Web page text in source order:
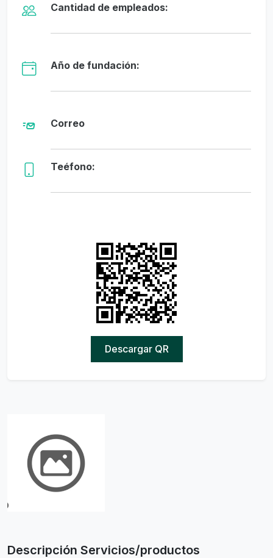
Cantidad de empleados:
Año de fundación:
Correo
Teéfono:
Descargar QR
Descripción Servicios/productos